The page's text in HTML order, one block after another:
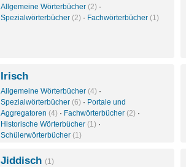
Allgemeine Wörterbücher (2) ·
Spezialwörterbücher (2) · Fachwörterbücher (1)
Irisch
Allgemeine Wörterbücher (4) ·
Spezialwörterbücher (6) · Portale und
Aggregatoren (4) · Fachwörterbücher (2) ·
Historische Wörterbücher (1) ·
Schülerwörterbücher (1)
Jiddisch (1)